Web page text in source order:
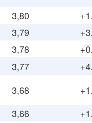
3,80
3,79
3,78
3,77
3,68
3,66